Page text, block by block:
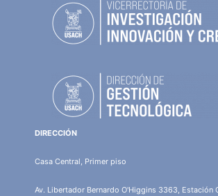
DIRECCIÓN
Casa Central, Primer piso
Av. Libertador Bernardo O'Higgins 3363, Estación